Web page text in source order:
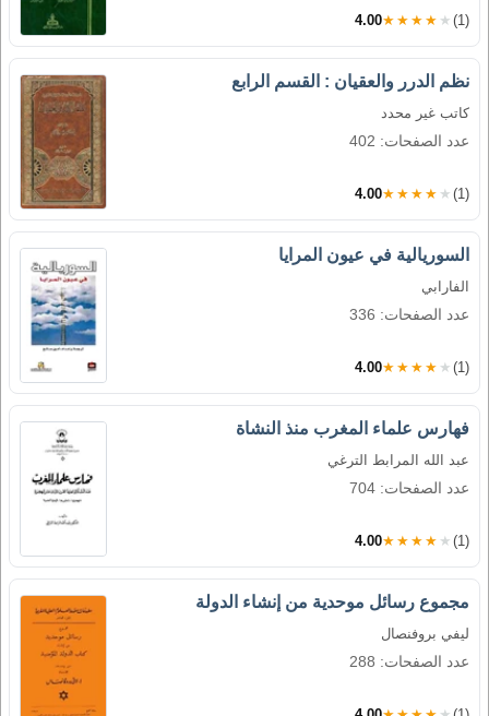
4.00★★★★★ (1)
نظم الدرر والعقيان : القسم الرابع
كاتب غير محدد
عدد الصفحات: 402
4.00★★★★★ (1)
السوريالية في عيون المرايا
الفارابي
عدد الصفحات: 336
4.00★★★★★ (1)
فهارس علماء المغرب منذ النشاة
عبد الله المرابط الترغي
عدد الصفحات: 704
4.00★★★★★ (1)
مجموع رسائل موحدية من إنشاء الدولة
ليفي بروفنصال
عدد الصفحات: 288